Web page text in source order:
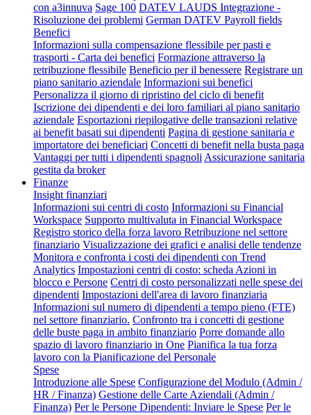
con a3innuva Sage 100 DATEV LAUDS Integrazione -
Risoluzione dei problemi German DATEV Payroll fields
Benefici
Informazioni sulla compensazione flessibile per pasti e
trasporti - Carta dei benefici Formazione attraverso la
retribuzione flessibile Beneficio per il benessere Registrare un
piano sanitario aziendale Informazioni sui benefici
Personalizza il giorno di ripristino del ciclo di benefit
Iscrizione dei dipendenti e dei loro familiari al piano sanitario
aziendale Esportazioni riepilogative delle transazioni relative
ai benefit basati sui dipendenti Pagina di gestione sanitaria e
importatore dei beneficiari Concetti di benefit nella busta paga
Vantaggi per tutti i dipendenti spagnoli Assicurazione sanitaria
gestita da broker
Finanze
Insight finanziari
Informazioni sui centri di costo Informazioni su Financial
Workspace Supporto multivaluta in Financial Workspace
Registro storico della forza lavoro Retribuzione nel settore
finanziario Visualizzazione dei grafici e analisi delle tendenze
Monitora e confronta i costi dei dipendenti con Trend
Analytics Impostazioni centri di costo: scheda Azioni in
blocco e Persone Centri di costo personalizzati nelle spese dei
dipendenti Impostazioni dell'area di lavoro finanziaria
Informazioni sul numero di dipendenti a tempo pieno (FTE)
nel settore finanziario. Confronto tra i concetti di gestione
delle buste paga in ambito finanziario Porre domande allo
spazio di lavoro finanziario in One Pianifica la tua forza
lavoro con la Pianificazione del Personale
Spese
Introduzione alle Spese Configurazione del Modulo (Admin /
HR / Finanza) Gestione delle Carte Aziendali (Admin /
Finanza) Per le Persone Dipendenti: Inviare le Spese Per le